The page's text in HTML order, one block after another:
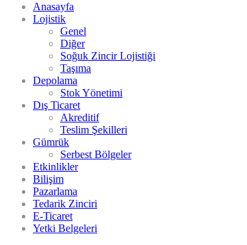
Anasayfa
Lojistik
Genel
Diğer
Soğuk Zincir Lojistiği
Taşıma
Depolama
Stok Yönetimi
Dış Ticaret
Akreditif
Teslim Şekilleri
Gümrük
Serbest Bölgeler
Etkinlikler
Bilişim
Pazarlama
Tedarik Zinciri
E-Ticaret
Yetki Belgeleri